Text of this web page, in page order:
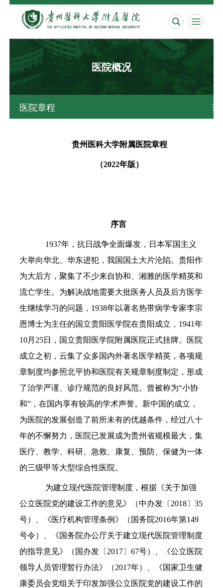
 
医院概况
医院章程 
贵州医科大学附属医院章程
（2022年版）
序言
1937年，抗日战争全面爆发，日本军国主义
大举向华北、华东进犯，我国国土大片沦陷。贵阳作
为大后方，聚集了不少来自协和、湘雅的医学精英和
流亡学生。为解决战地需要大批医务人员及后方医学
生继续学习的问题，1938年以著名热带病学专家李宗
恩博士为主任的国立贵阳医学院在贵阳成立，1941年
10月25日，国立贵阳医学院附属医院正式挂牌。医院
成立之初，云集了众多国内外著名医学精英，各项规
章制度均参照北平协和医院有关规章制度制定，形成
了治学严谨、诊疗规范的良好风范。曾被称为“小协
和”，在国内享有较高的学术声誉。新中国的成立，
为医院的发展创造了前所未有的优越条件，经过八十
年的不懈努力，医院已发展成为贵州省规模最大，集
医疗、教学、科研、急救、康复、预防、保健为一体
的三级甲等大型综合性医院。
为建立现代医院管理制度，根据《关于加强
公立医院党的建设工作的意见》（中办发〔2018〕35
号）
《医疗机构管理条例》（国务院2016年第149
号令）、《国务院办公厅关于建立现代医院管理制度
的指导意见》（国办发〔2017〕67号）、《公立医院
领导人员管理暂行办法》（2017年）、《国家卫生健
康委员会党组关于印发加强公立医院党的建设工作的